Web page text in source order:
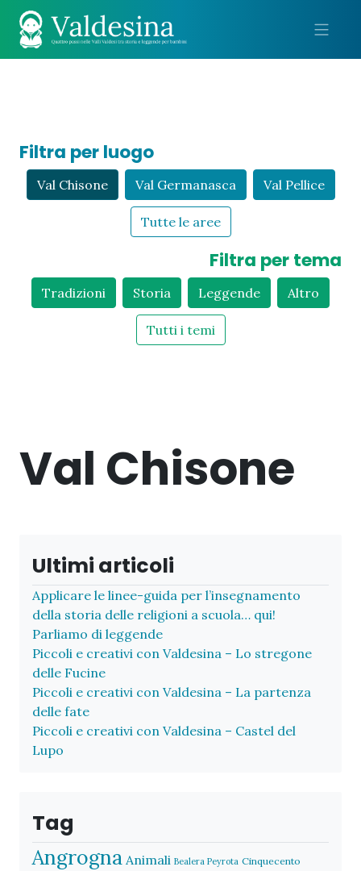
Filtra per luogo
Val Chisone Val Germanasca Val Pellice
Tutte le aree
Filtra per tema
Tradizioni Storia Leggende Altro
Tutti i temi
Val Chisone
Ultimi articoli
Applicare le linee-guida per l’insegnamento
della storia delle religioni a scuola… qui!
Parliamo di leggende
Piccoli e creativi con Valdesina – Lo stregone
delle Fucine
Piccoli e creativi con Valdesina – La partenza
delle fate
Piccoli e creativi con Valdesina – Castel del
Lupo
Tag
Angrogna Animali Bealera Peyrota Cinquecento